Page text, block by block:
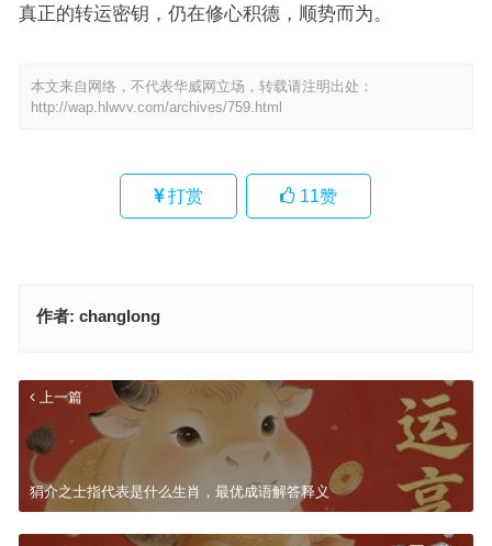
真正的转运密钥，仍在修心积德，顺势而为。
本文来自网络，不代表华威网立场，转载请注明出处：
http://wap.hlwvv.com/archives/759.html
打赏 11赞
作者: changlong
上一篇
狷介之士指代表是什么生肖，最优成语解答释义